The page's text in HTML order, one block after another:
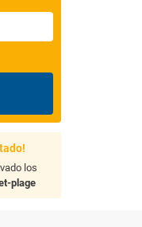
los
plage